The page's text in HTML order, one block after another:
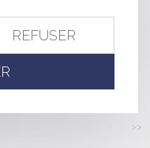
: le médiateur fustige
de l'AGS
>>
REFUSER